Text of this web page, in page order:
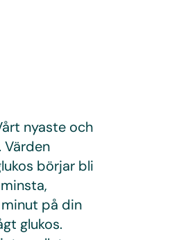
nyaste och
börjar bli
på din
glukos.